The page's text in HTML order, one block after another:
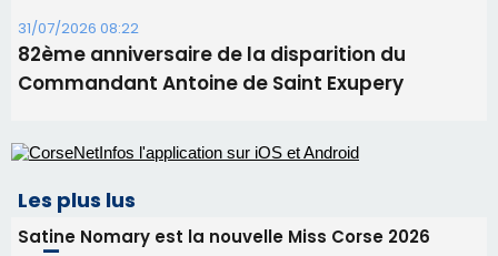
31/07/2026 08:22
82ème anniversaire de la disparition du
Commandant Antoine de Saint Exupery
Les plus lus
Satine Nomary est la nouvelle Miss Corse 2026